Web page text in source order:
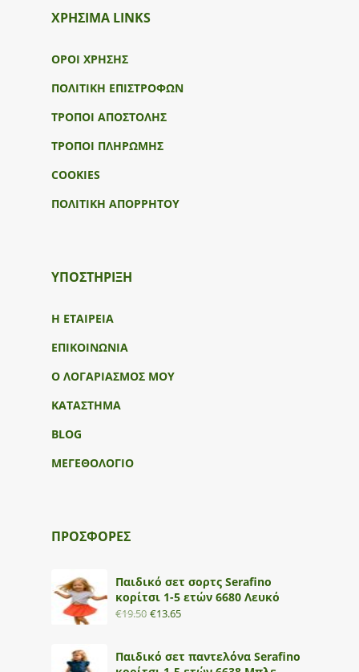
ΧΡΗΣΙΜΑ LINKS
ΟΡΟΙ ΧΡΗΣΗΣ
ΠΟΛΙΤΙΚΗ ΕΠΙΣΤΡΟΦΩΝ
ΤΡΟΠΟΙ ΑΠΟΣΤΟΛΗΣ
ΤΡΟΠΟΙ ΠΛΗΡΩΜΗΣ
COOKIES
ΠΟΛΙΤΙΚΗ ΑΠΟΡΡΗΤΟΥ
ΥΠΟΣΤΉΡΙΞΗ
Η ΕΤΑΙΡΕΙΑ
ΕΠΙΚΟΙΝΩΝΙΑ
Ο ΛΟΓΑΡΙΑΣΜΟΣ ΜΟΥ
ΚΑΤΑΣΤΗΜΑ
BLOG
ΜΕΓΕΘΟΛΟΓΙΟ
ΠΡΟΣΦΟΡΕΣ
Παιδικό σετ σορτς Serafino
κορίτσι 1-5 ετών 6680 Λευκό
€19.50 €13.65
Παιδικό σετ παντελόνα Serafino